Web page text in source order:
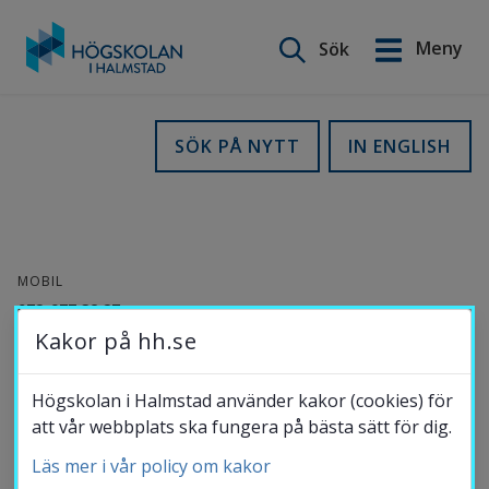
Sök
Meny
IN ENGLISH
SÖK PÅ NYTT
MOBIL
072-977 38 27
mark.dougherty@hh.se
ORCID-
ID
English
Utbildning
Samverkan
Om Högskolan
Kakor på hh.se
Högskolan i Halmstad använder kakor (cookies) för
att vår webbplats ska fungera på bästa sätt för dig.
Läs mer i vår policy om kakor